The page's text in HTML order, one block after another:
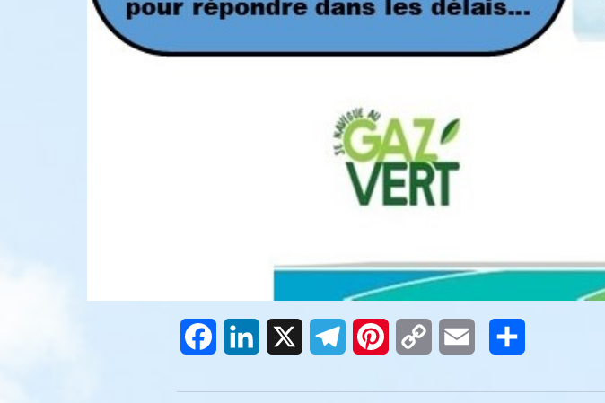
FacebookLinkedIn TelegramPinterestCopy Email